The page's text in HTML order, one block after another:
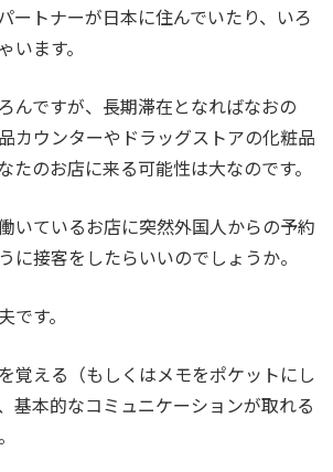
ートナーが日本に住んでいたり、いろ
います。
んですが、長期滞在となればなおの
カウンターやドラッグストアの化粧品
たのお店に来る可能性は大なのです。
いているお店に突然外国人からの予約
に接客をしたらいいのでしょうか。
です。
覚える（もしくはメモをポケットにし
基本的なコミュニケーションが取れる